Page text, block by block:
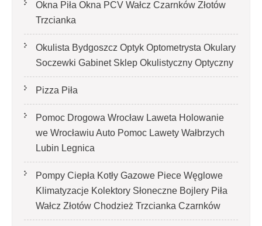
Okna Piła Okna PCV Wałcz Czarnków Złotów
Trzcianka
Okulista Bydgoszcz Optyk Optometrysta Okulary
Soczewki Gabinet Sklep Okulistyczny Optyczny
Pizza Piła
Pomoc Drogowa Wrocław Laweta Holowanie
we Wrocławiu Auto Pomoc Lawety Wałbrzych
Lubin Legnica
Pompy Ciepła Kotły Gazowe Piece Węglowe
Klimatyzacje Kolektory Słoneczne Bojlery Piła
Wałcz Złotów Chodzież Trzcianka Czarnków